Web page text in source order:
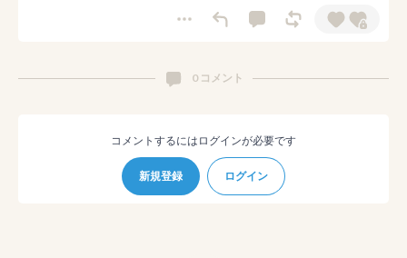
0 コメント
コメントするにはログインが必要です
新規登録 ログイン